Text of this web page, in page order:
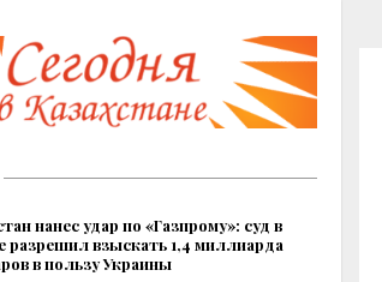
нанес удар по «Газпрому»: суд в
разрешил взыскать 1,4 миллиарда
в пользу Украины